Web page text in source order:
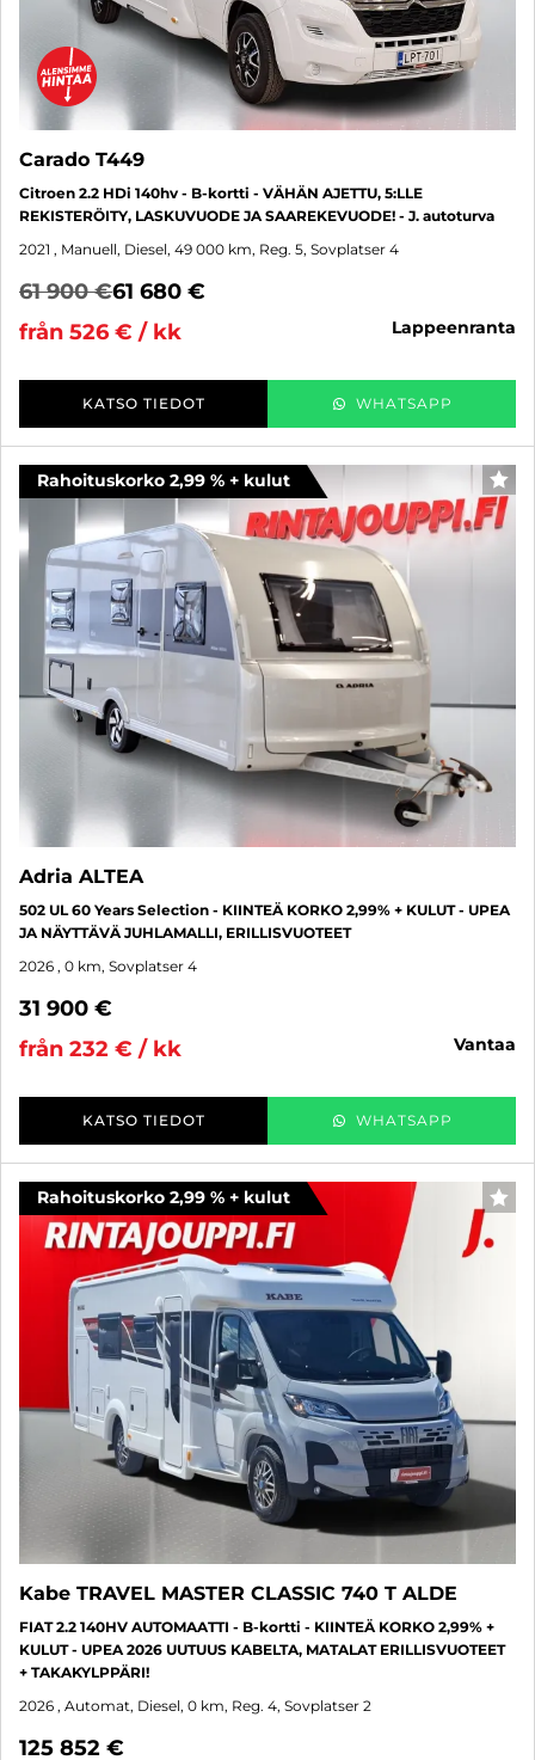
Carado T449
Citroen 2.2 HDi 140hv - B-kortti - VÄHÄN AJETTU, 5:LLE
REKISTERÖITY, LASKUVUODE JA SAAREKEVUODE! - J. autoturva
2021 , Manuell, Diesel, 49 000 km, Reg. 5, Sovplatser 4
61 900 €61 680 €
från 526 € / kk
lappeenranta
KATSO TIEDOT WHATSAPP
Rahoituskorko 2,99 % + kulut
Adria ALTEA
502 UL 60 Years Selection - KIINTEÄ KORKO 2,99% + KULUT - UPEA
JA NÄYTTÄVÄ JUHLAMALLI, ERILLISVUOTEET
2026 , 0 km, Sovplatser 4
31 900 €
från 232 € / kk
vantaa
KATSO TIEDOT WHATSAPP
Rahoituskorko 2,99 % + kulut
Kabe TRAVEL MASTER CLASSIC 740 T ALDE
FIAT 2.2 140HV AUTOMAATTI - B-kortti - KIINTEÄ KORKO 2,99% +
KULUT - UPEA 2026 UUTUUS KABELTA, MATALAT ERILLISVUOTEET
+ TAKAKYLPPÄRI!
2026 , Automat, Diesel, 0 km, Reg. 4, Sovplatser 2
125 852 €